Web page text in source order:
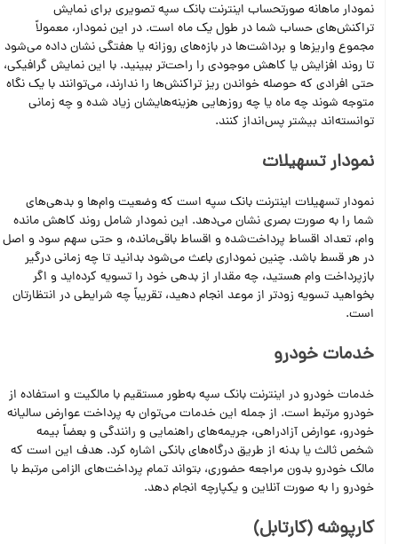
نمودار ماهانه صورتحساب اینترنت بانک سپه تصویری برای نمایش
تراکنش‌های حساب شما در طول یک ماه است. در این نمودار، معمولاً
مجموع واریزها و برداشت‌ها در بازه‌های روزانه یا هفتگی نشان داده می‌شود
تا روند افزایش یا کاهش موجودی را راحت‌تر ببینید. با این نمایش گرافیکی،
حتی افرادی که حوصله خواندن ریز تراکنش‌ها را ندارند، می‌توانند با یک نگاه
متوجه شوند چه ماه یا چه روزهایی هزینه‌هایشان زیاد شده و چه زمانی
توانسته‌اند بیشتر پس‌انداز کنند.
نمودار تسهیلات
نمودار تسهیلات اینترنت بانک سپه است که وضعیت وام‌ها و بدهی‌های
شما را به صورت بصری نشان می‌دهد. این نمودار شامل روند کاهش مانده
وام، تعداد اقساط پرداخت‌شده و اقساط باقی‌مانده، و حتی سهم سود و اصل
در هر قسط باشد. چنین نموداری باعث می‌شود بدانید تا چه زمانی درگیر
بازپرداخت وام هستید، چه مقدار از بدهی خود را تسویه کرده‌اید و اگر
بخواهید تسویه زودتر از موعد انجام دهید، تقریباً چه شرایطی در انتظارتان
است.
خدمات خودرو
خدمات خودرو در اینترنت بانک سپه به‌طور مستقیم با مالکیت و استفاده از
خودرو مرتبط است. از جمله این خدمات می‌توان به پرداخت عوارض سالیانه
خودرو، عوارض آزادراهی، جریمه‌های راهنمایی و رانندگی و بعضاً بیمه
شخص ثالث یا بدنه از طریق درگاه‌های بانکی اشاره کرد. هدف این است که
مالک خودرو بدون مراجعه حضوری، بتواند تمام پرداخت‌های الزامی مرتبط با
خودرو را به صورت آنلاین و یکپارچه انجام دهد.
کارپوشه (کارتابل)